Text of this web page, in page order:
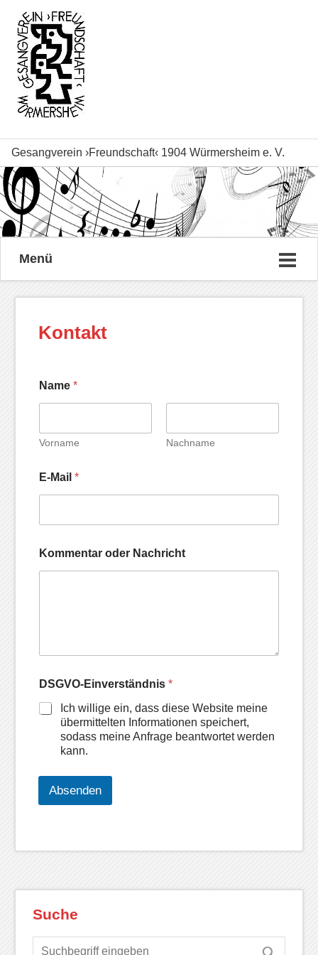
Gesangverein ›Freundschaft‹ 1904 Würmersheim e. V.
Menü
Kontakt
Name *
Vorname Nachname
E-Mail *
Kommentar oder Nachricht
DSGVO-Einverständnis *
Ich willige ein, dass diese Website meine
übermittelten Informationen speichert,
sodass meine Anfrage beantwortet werden
kann.
Absenden
Suche